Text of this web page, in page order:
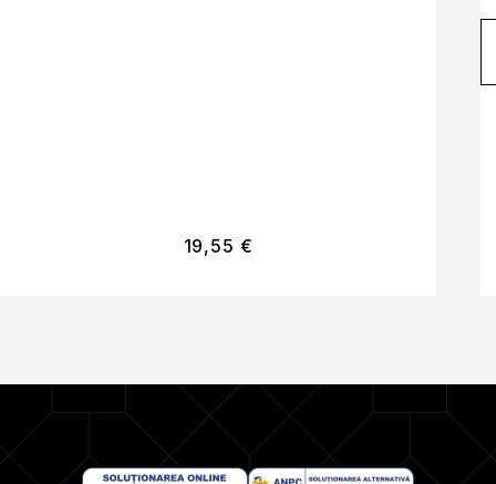
19,55 €